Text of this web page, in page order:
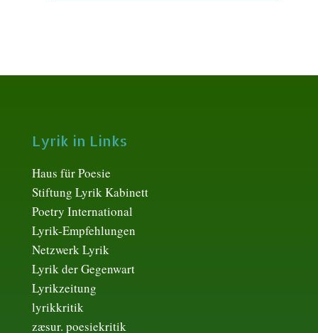
Lyrik in Links
Haus für Poesie
Stiftung Lyrik Kabinett
Poetry International
Lyrik-Empfehlungen
Netzwerk Lyrik
Lyrik der Gegenwart
Lyrikzeitung
lyrikkritik
zæsur. poesiekritik